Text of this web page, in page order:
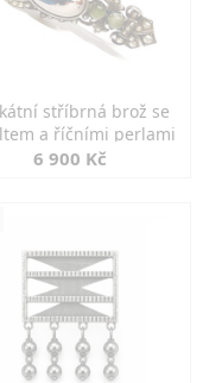
stříbrná brož se
a říčními perlami
6 900 Kč